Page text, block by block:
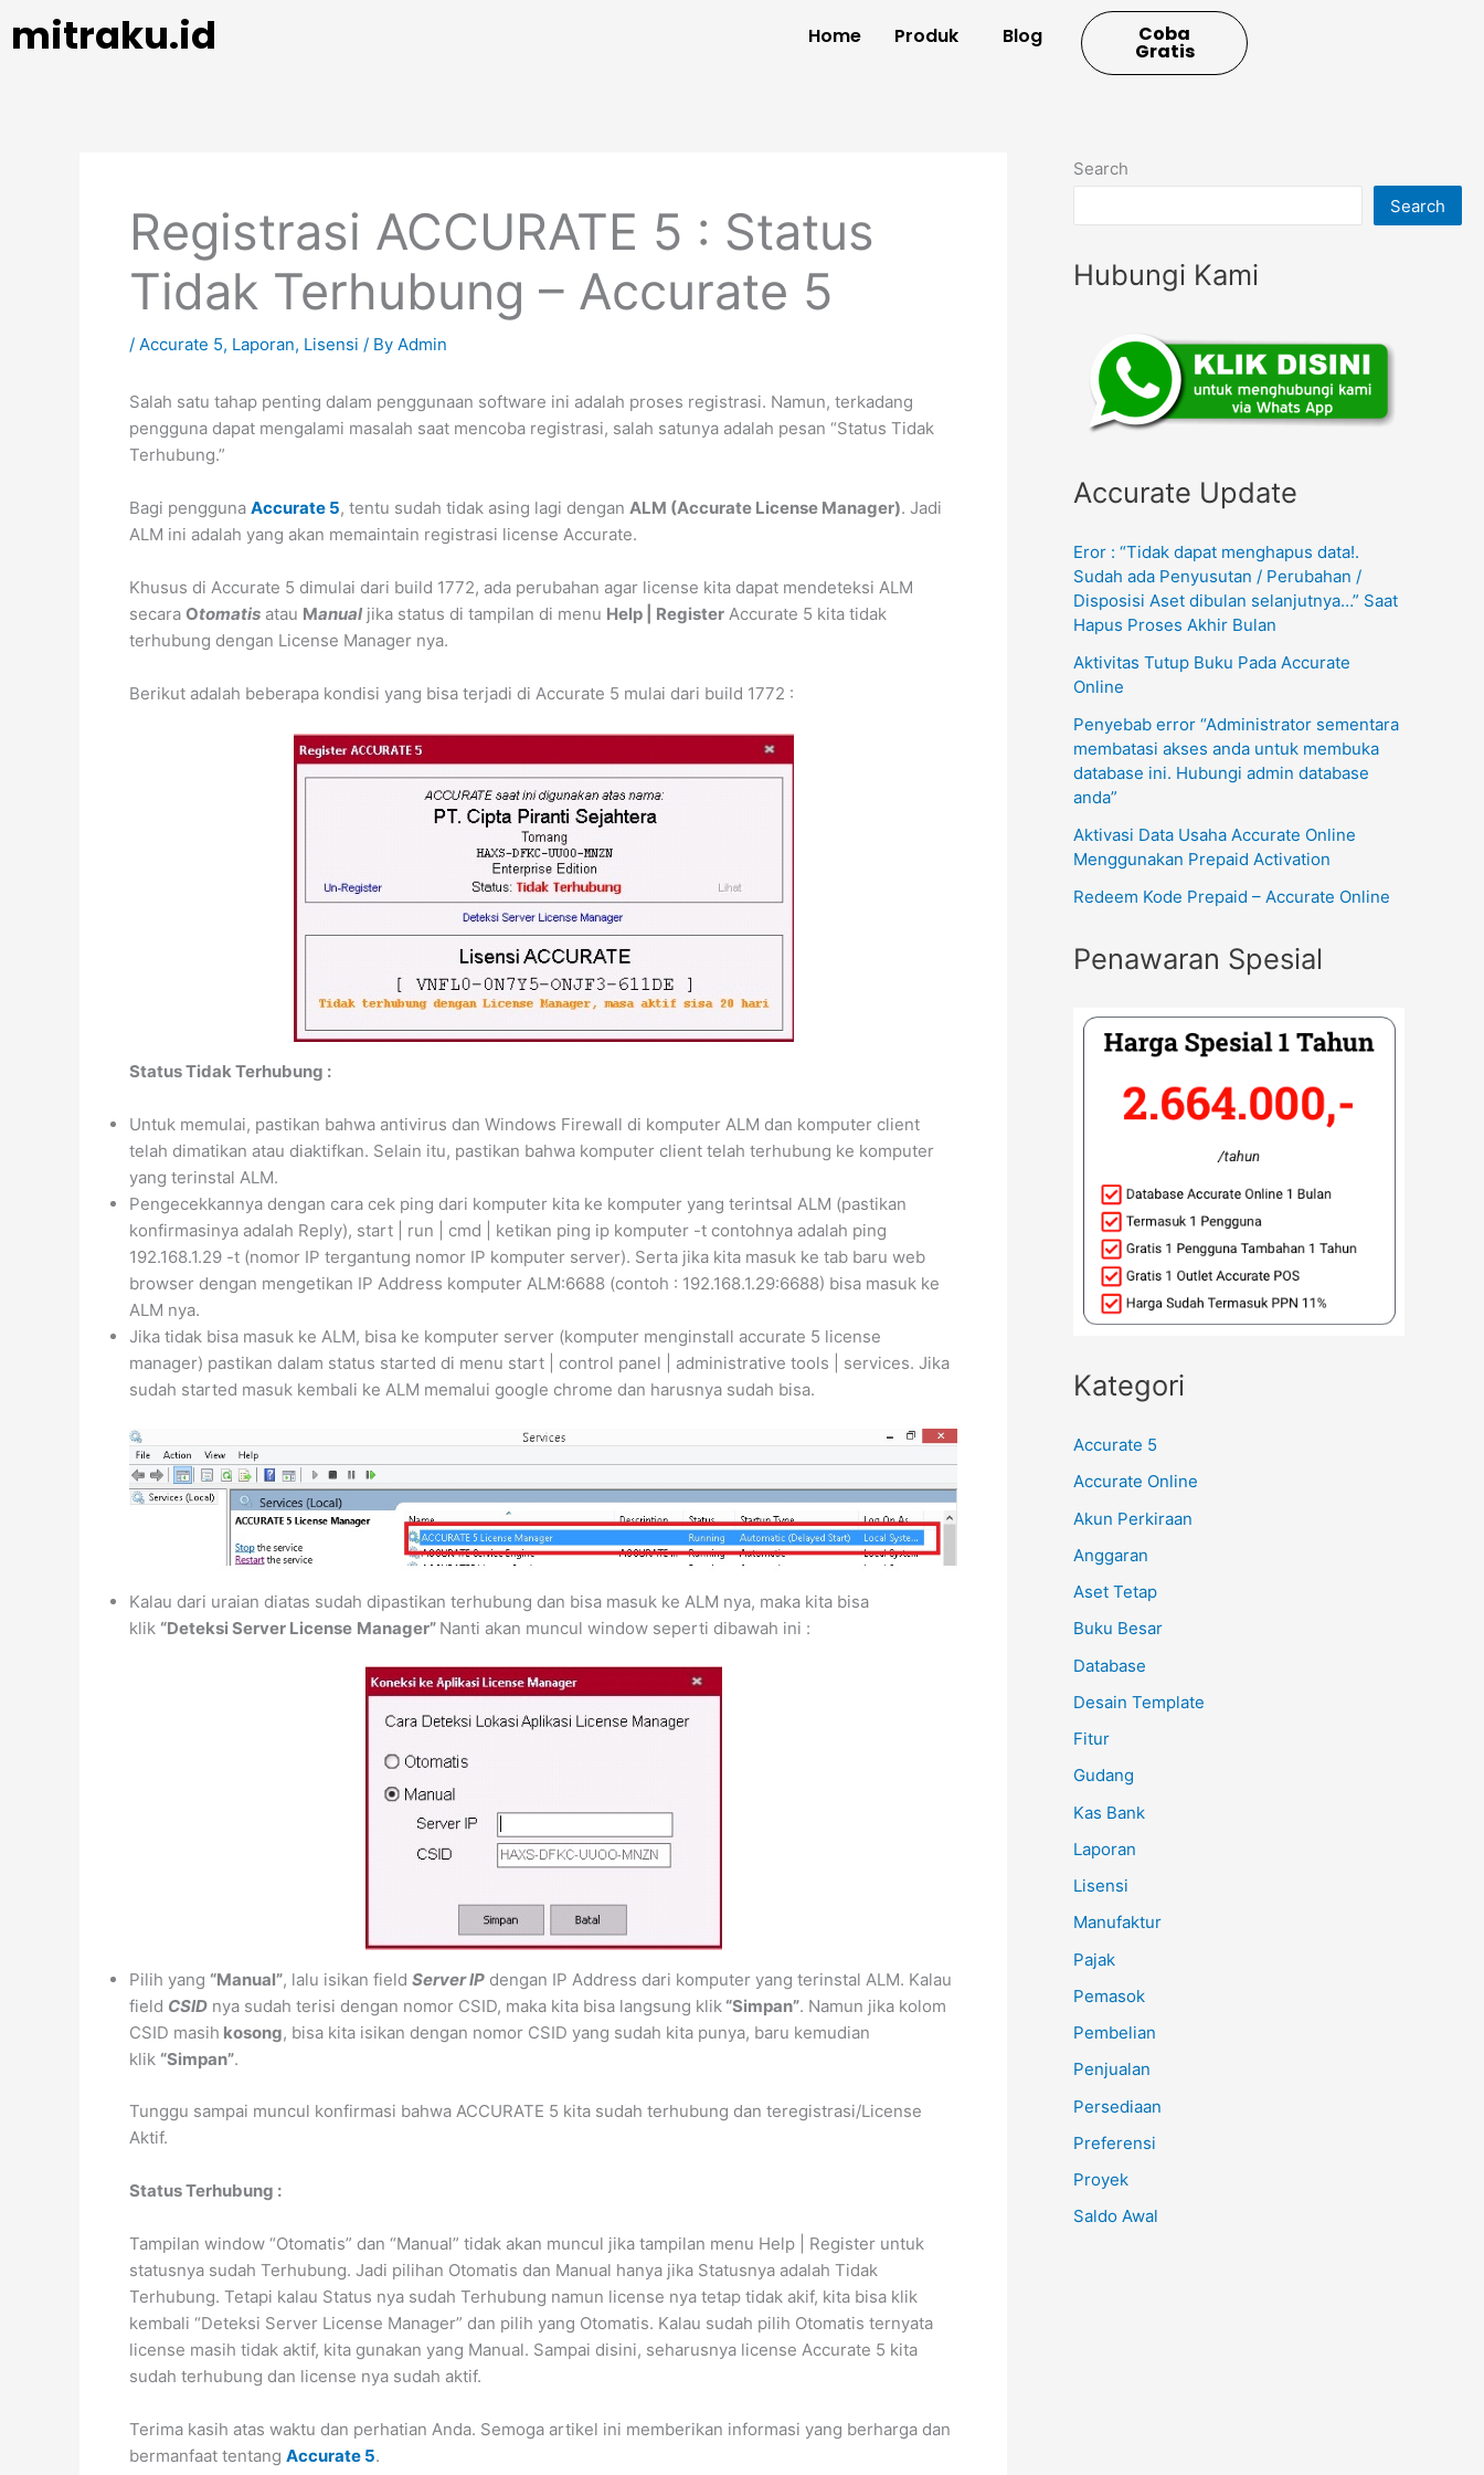
mitraku.id Home Produk Blog Coba
Gratis
Registrasi ACCURATE 5 : Status
Tidak Terhubung – Accurate 5
/ Accurate 5, Laporan, Lisensi / By Admin
Salah satu tahap penting dalam penggunaan software ini adalah proses registrasi. Namun, terkadang
pengguna dapat mengalami masalah saat mencoba registrasi, salah satunya adalah pesan “Status Tidak
Terhubung.”
Bagi pengguna Accurate 5, tentu sudah tidak asing lagi dengan ALM (Accurate License Manager). Jadi
ALM ini adalah yang akan memaintain registrasi license Accurate.
Khusus di Accurate 5 dimulai dari build 1772, ada perubahan agar license kita dapat mendeteksi ALM
secara Otomatis atau Manualjika status di tampilan di menu Help | Register Accurate 5 kita tidak
terhubung dengan License Manager nya.
Berikut adalah beberapa kondisi yang bisa terjadi di Accurate 5 mulai dari build 1772 :
Status Tidak Terhubung :
Untuk memulai, pastikan bahwa antivirus dan Windows Firewall di komputer ALM dan komputer client
telah dimatikan atau diaktifkan. Selain itu, pastikan bahwa komputer client telah terhubung ke komputer
yang terinstal ALM.
Pengecekkannya dengan cara cek ping dari komputer kita ke komputer yang terintsal ALM (pastikan
konfirmasinya adalah Reply), start | run | cmd | ketikan ping ip komputer -t contohnya adalah ping
192.168.1.29 -t (nomor IP tergantung nomor IP komputer server). Serta jika kita masuk ke tab baru web
browser dengan mengetikan IP Address komputer ALM:6688 (contoh : 192.168.1.29:6688) bisa masuk ke
ALM nya.
Jika tidak bisa masuk ke ALM, bisa ke komputer server (komputer menginstall accurate 5 license
manager) pastikan dalam status started di menu start | control panel | administrative tools | services. Jika
sudah started masuk kembali ke ALM memalui google chrome dan harusnya sudah bisa.
Kalau dari uraian diatas sudah dipastikan terhubung dan bisa masuk ke ALM nya, maka kita bisa
klik “Deteksi Server License Manager” Nanti akan muncul window seperti dibawah ini :
Pilih yang “Manual”, lalu isikan field Server IP dengan IP Address dari komputer yang terinstal ALM. Kalau
field CSID nya sudah terisi dengan nomor CSID, maka kita bisa langsung klik “Simpan”. Namun jika kolom
CSID masih kosong, bisa kita isikan dengan nomor CSID yang sudah kita punya, baru kemudian
klik “Simpan”.
Tunggu sampai muncul konfirmasi bahwa ACCURATE 5 kita sudah terhubung dan teregistrasi/License
Aktif.
Status Terhubung :
Tampilan window “Otomatis” dan “Manual” tidak akan muncul jika tampilan menu Help | Register untuk
statusnya sudah Terhubung. Jadi pilihan Otomatis dan Manual hanya jika Statusnya adalah Tidak
Terhubung. Tetapi kalau Status nya sudah Terhubung namun license nya tetap tidak akif, kita bisa klik
kembali “Deteksi Server License Manager” dan pilih yang Otomatis. Kalau sudah pilih Otomatis ternyata
license masih tidak aktif, kita gunakan yang Manual. Sampai disini, seharusnya license Accurate 5 kita
sudah terhubung dan license nya sudah aktif.
Terima kasih atas waktu dan perhatian Anda. Semoga artikel ini memberikan informasi yang berharga dan
bermanfaat tentang Accurate 5.
Search
Search
Hubungi Kami
Accurate Update
Eror : “Tidak dapat menghapus data!.
Sudah ada Penyusutan / Perubahan /
Disposisi Aset dibulan selanjutnya…” Saat
Hapus Proses Akhir Bulan
Aktivitas Tutup Buku Pada Accurate
Online
Penyebab error “Administrator sementara
membatasi akses anda untuk membuka
database ini. Hubungi admin database
anda”
Aktivasi Data Usaha Accurate Online
Menggunakan Prepaid Activation
Redeem Kode Prepaid – Accurate Online
Penawaran Spesial
Kategori
Accurate 5
Accurate Online
Akun Perkiraan
Anggaran
Aset Tetap
Buku Besar
Database
Desain Template
Fitur
Gudang
Kas Bank
Laporan
Lisensi
Manufaktur
Pajak
Pemasok
Pembelian
Penjualan
Persediaan
Preferensi
Proyek
Saldo Awal